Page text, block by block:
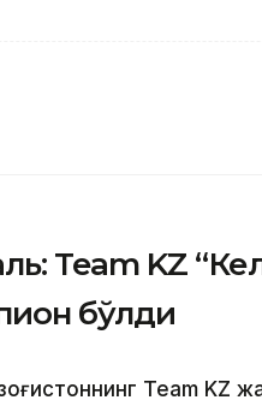
Team KZ
бўлди
Team KZ